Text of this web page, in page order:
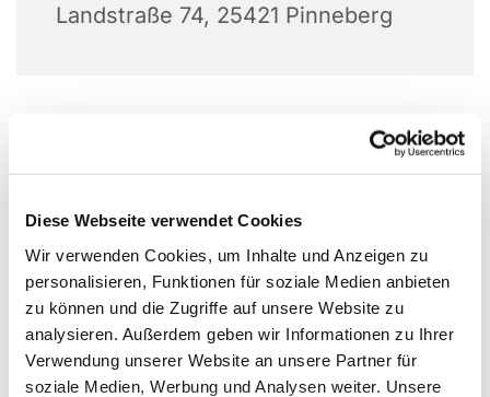
Diese Webseite verwendet Cookies
Wir verwenden Cookies, um Inhalte und Anzeigen zu
personalisieren, Funktionen für soziale Medien anbieten
zu können und die Zugriffe auf unsere Website zu
analysieren. Außerdem geben wir Informationen zu Ihrer
Verwendung unserer Website an unsere Partner für
soziale Medien, Werbung und Analysen weiter. Unsere
Landstraße 74, 25421 Pinneberg